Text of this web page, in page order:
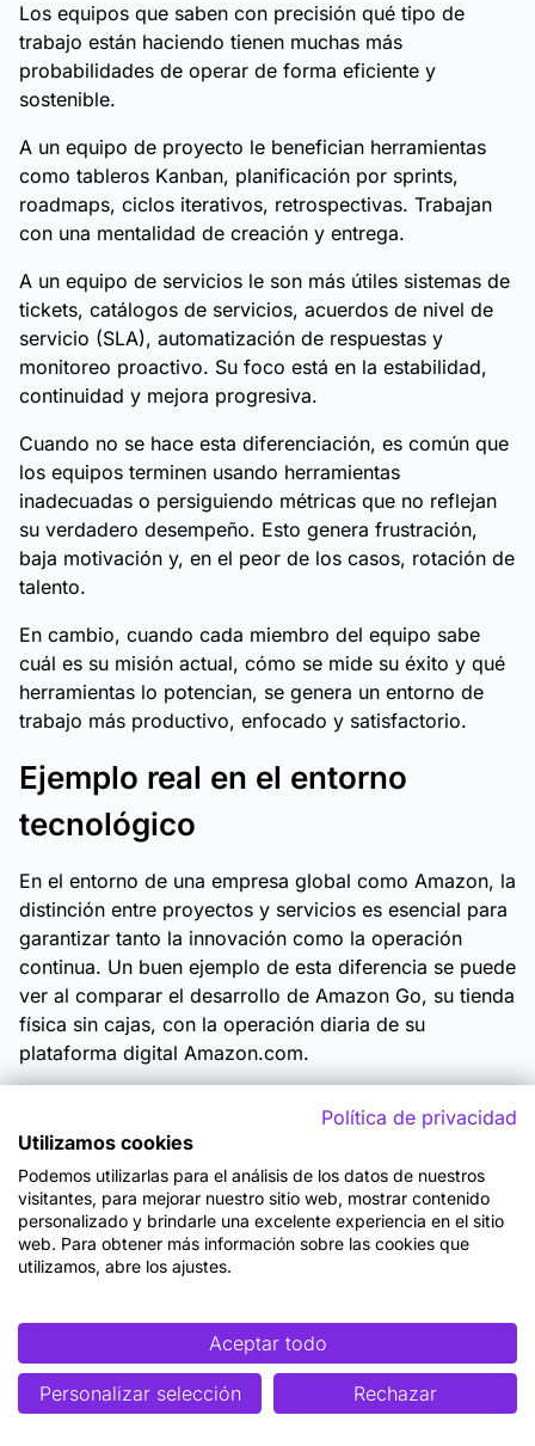
Los equipos que saben con precisión qué tipo de
trabajo están haciendo tienen muchas más
probabilidades de operar de forma eficiente y
sostenible.
A un equipo de proyecto le benefician herramientas
como tableros Kanban, planificación por sprints,
roadmaps, ciclos iterativos, retrospectivas. Trabajan
con una mentalidad de creación y entrega.
A un equipo de servicios le son más útiles sistemas de
tickets, catálogos de servicios, acuerdos de nivel de
servicio (SLA), automatización de respuestas y
monitoreo proactivo. Su foco está en la estabilidad,
continuidad y mejora progresiva.
Cuando no se hace esta diferenciación, es común que
los equipos terminen usando herramientas
inadecuadas o persiguiendo métricas que no reflejan
su verdadero desempeño. Esto genera frustración,
baja motivación y, en el peor de los casos, rotación de
talento.
En cambio, cuando cada miembro del equipo sabe
cuál es su misión actual, cómo se mide su éxito y qué
herramientas lo potencian, se genera un entorno de
trabajo más productivo, enfocado y satisfactorio.
Ejemplo real en el entorno
tecnológico
En el entorno de una empresa global como Amazon, la
distinción entre proyectos y servicios es esencial para
garantizar tanto la innovación como la operación
continua. Un buen ejemplo de esta diferencia se puede
ver al comparar el desarrollo de Amazon Go, su tienda
física sin cajas, con la operación diaria de su
plataforma digital Amazon.com.
delimitada. Su objetivo era diseñar y lanzar una nueva
experiencia de compra basada en visión
computacional, sensores y aprendizaje automático,
permitiendo a los usuarios entrar, tomar productos y
salir sin necesidad de pasar por una caja registradora.
Este proyecto implicó una planificación estratégica de
prototipado, pruebas piloto, despliegue inicial en
Seattle y posterior escalado a otras ciudades. Amazon
organizó este esfuerzo como un proyecto de
innovación disruptiva, utilizando metodologías ágiles
Política de privacidad
Utilizamos cookies
Podemos utilizarlas para el análisis de los datos de nuestros
visitantes, para mejorar nuestro sitio web, mostrar contenido
personalizado y brindarle una excelente experiencia en el sitio
web. Para obtener más información sobre las cookies que
utilizamos, abre los ajustes.
Aceptar todo
Personalizar selección Rechazar